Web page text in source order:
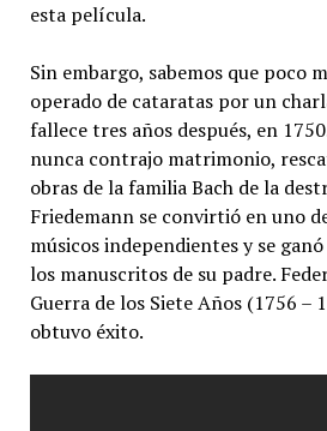
esta película.
Sin embargo, sabemos que poco
operado de cataratas por un
fallece tres años después, en
nunca contrajo matrimonio,
obras de la familia Bach de la
Friedemann se convirtió en uno
músicos independientes y se
los manuscritos de su padre.
Guerra de los Siete Años (1756 –
obtuvo éxito.